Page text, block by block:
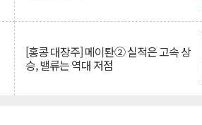
[홍콩 대장주] 메이퇀② 실적은 고속 상
승, 밸류는 역대 저점